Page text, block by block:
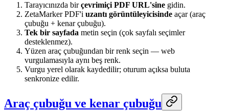
Tarayıcınızda birçevrimiçi PDF URL'sine gidin.
ZetaMarker PDF'i uzantı görüntüleyicisinde açar (araç
çubuğu + kenar çubuğu).
Tek bir sayfada metin seçin (çok sayfalı seçimler
desteklenmez).
Yüzen araç çubuğundan bir renk seçin — web
vurgulamasıyla aynı beş renk.
Vurgu yerel olarak kaydedilir; oturum açıksa buluta
senkronize edilir.
Araç çubuğu ve kenar çubuğu